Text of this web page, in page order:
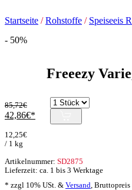
Startseite /Rohstoffe / Speiseeis
- 50%
Freeezy
85,72€
Ursprünglicher
war:
85,72€
42,86€
Preis
* zzgl 10% USt. & Versand
Artikelnummer: SD2875
12,25€
/ 1 kg
Lieferzeit: ca. 1 bis 3 Werktage